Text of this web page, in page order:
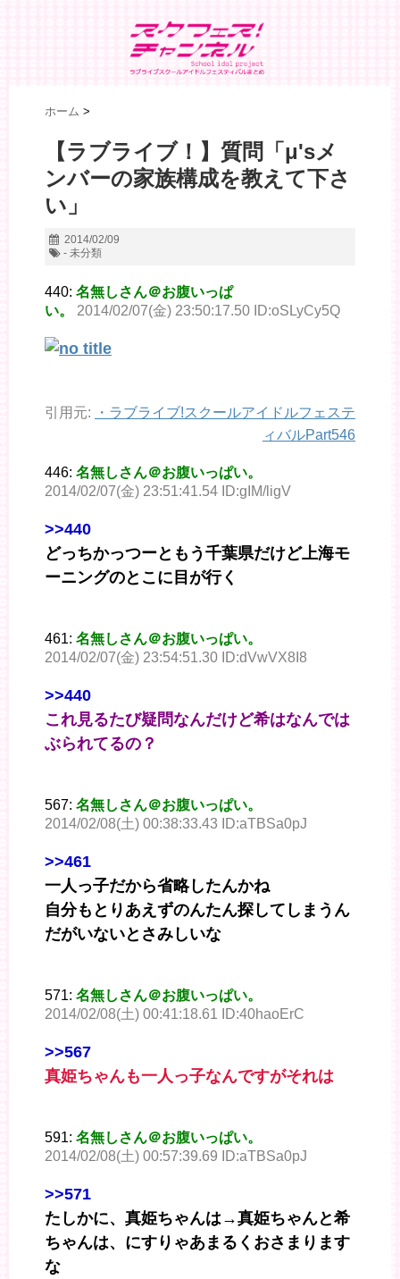
ホーム >
【ラブライブ！】質問「μ'sメ
ンバーの家族構成を教えて下さ
い」
2014/02/09
- 未分類
440: 名無しさん＠お腹いっぱ
い。
2014/02/07(金) 23:50:17.50 ID:oSLyCy5Q
引用元: ・ ラブライブ!スクールアイドルフェステ
ィバルPart546
446: 名無しさん＠お腹いっぱい。
2014/02/07(金) 23:51:41.54 ID:gIM/ligV
>>440
どっちかっつーともう千葉県だけど上海モ
ーニングのとこに目が行く
461: 名無しさん＠お腹いっぱい。
2014/02/07(金) 23:54:51.30 ID:dVwVX8I8
>>440
これ見るたび疑問なんだけど希はなんでは
ぶられてるの？
567: 名無しさん＠お腹いっぱい。
2014/02/08(土) 00:38:33.43 ID:aTBSa0pJ
>>461
一人っ子だから省略したんかね
自分もとりあえずのんたん探してしまうん
だがいないとさみしいな
571: 名無しさん＠お腹いっぱい。
2014/02/08(土) 00:41:18.61 ID:40haoErC
>>567
真姫ちゃんも一人っ子なんですがそれは
591: 名無しさん＠お腹いっぱい。
2014/02/08(土) 00:57:39.69 ID:aTBSa0pJ
>>571
たしかに、真姫ちゃんは→真姫ちゃんと希
ちゃんは、にすりゃあまるくおさまります
な